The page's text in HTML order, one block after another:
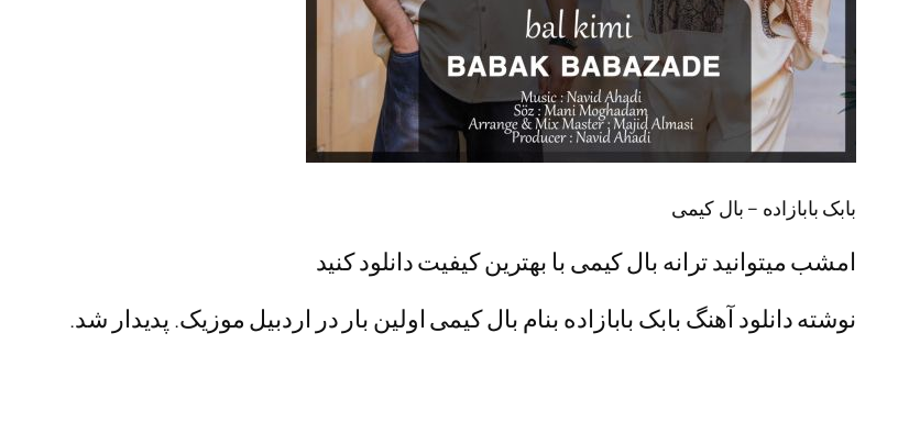
بابک بابازاده – بال کیمی
امشب میتوانید ترانه بال کیمی با بهترین کیفیت دانلود کنید
نوشته دانلود آهنگ بابک بابازاده بنام بال کیمی اولین بار در اردبیل موزیک. پدیدار شد.